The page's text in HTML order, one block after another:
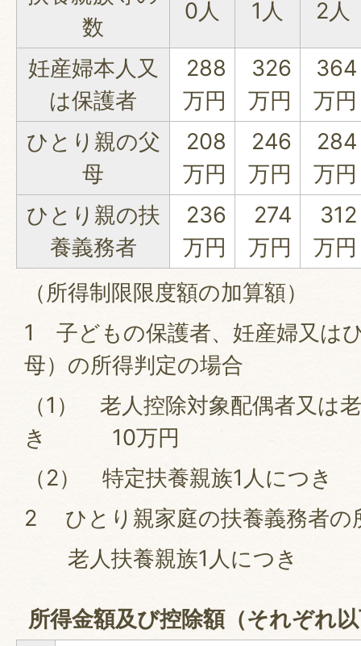
数
0人 1人 2人
妊産婦本人又
は保護者
288
万円
326
万円
364
万円
ひとり親の父
母
208
万円
246
万円
284
万円
ひとり親の扶
養義務者
236
万円
274
万円
312
万円
（所得制限限度額の加算額）
1 子どもの保護者、妊産婦又は
母）の所得判定の場合
（1） 老人控除対象配偶者又は
き 10万円
（2） 特定扶養親族1人に
2 ひとり親家庭の扶養義務者の
老人扶養親族1人につき
所得金額及び控除額（それぞれ